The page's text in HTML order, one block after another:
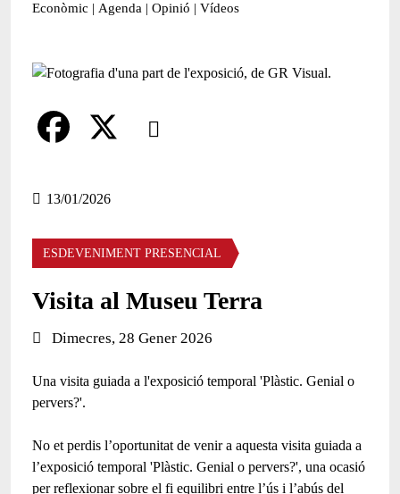
Econòmic | Agenda | Opinió | Vídeos
Comparteix
a
b
k
13/01/2026
ESDEVENIMENT PRESENCIAL
Visita al Museu Terra
Data de l'esdeveniment:
Dimecres, 28 Gener 2026
Una visita guiada a l'exposició temporal 'Plàstic. Genial o
pervers?'.
No et perdis l’oportunitat de venir a aquesta visita guiada a
l’exposició temporal 'Plàstic. Genial o pervers?', una ocasió
per reflexionar sobre el fi equilibri entre l’ús i l’abús del